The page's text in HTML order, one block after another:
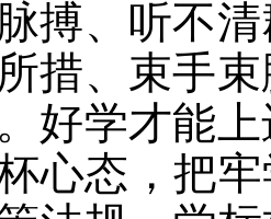
搏、听不
措、束手
好学才能
心态，把